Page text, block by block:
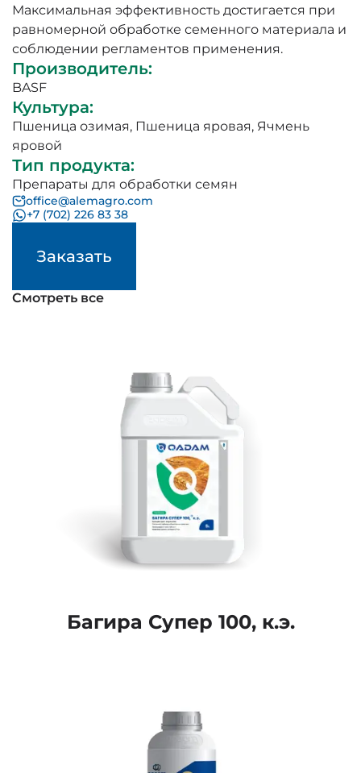
Максимальная эффективность достигается при
равномерной обработке семенного материала и
соблюдении регламентов применения.
Производитель:
BASF
Культура:
Пшеница озимая, Пшеница яровая, Ячмень
яровой
Тип продукта:
Препараты для обработки семян
Заказать
office@alemagro.com
+7 (702) 226 83 38
Смотреть все
Багира Супер 100, к.э.